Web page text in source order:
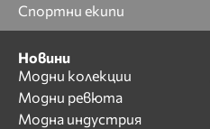
Спортни екипи
Новини
Модни колекции
Модни ревюта
Модна индустрия